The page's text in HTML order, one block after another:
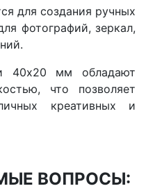
для создания ручных
фотографий, зеркал,
40х20 мм обладают
что позволяет
креативных и
ВОПРОСЫ: